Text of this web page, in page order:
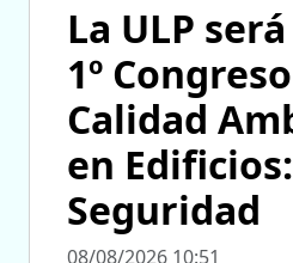
La ULP
1º
Calidad
en
Seguridad
08/08/2026 10:51